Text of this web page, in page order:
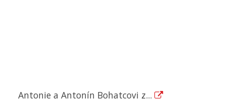
Antonie a Antonín Bohatcovi z...